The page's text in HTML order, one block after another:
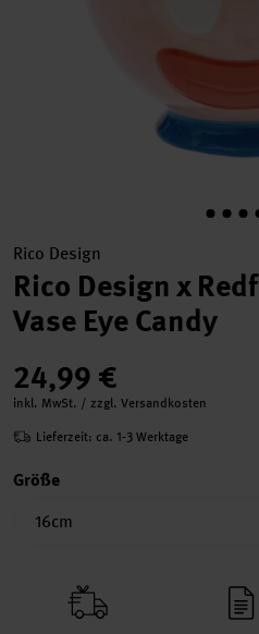
Rico Design
Rico Design x
Vase Eye Candy
24,99 €
inkl. MwSt. / zzgl. Versandkosten
Lieferzeit: ca. 1-3 Werktage
Größe